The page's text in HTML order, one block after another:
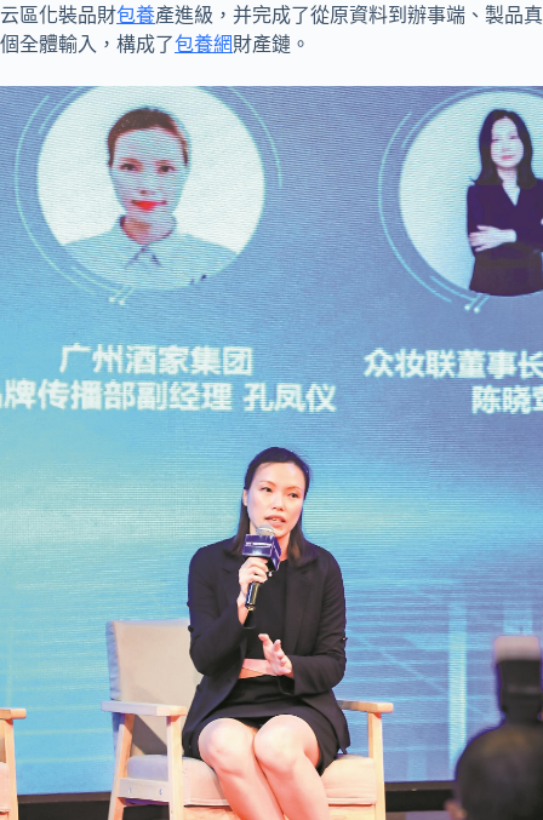
云區化裝品財包養產進級，并完成了從原資料到辦事端、製品真
個全體輸入，構成了包養網財產鏈。